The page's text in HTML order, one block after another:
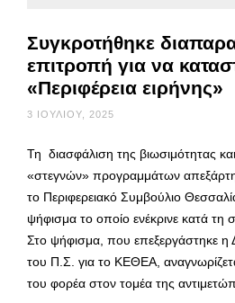
Συγκροτήθηκε
επιτροπή για να
«Περιφέρεια ειρήνης»
3 ΙΟΥΛΊΟΥ, 2025
Τη διασφάλιση της βιωσιμότητας
«στεγνών» προγραμμάτων
το Περιφερειακό Συμβούλιο
ψήφισμα το οποίο ενέκρινε κατά τη
Στο ψήφισμα, που επεξεργάστηκε η
του Π.Σ. για το ΚΕΘΕΑ,
του φορέα στον τομέα της